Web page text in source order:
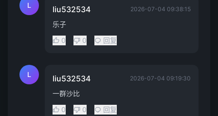
L liu532534 2026-07-04 09:38:15
乐子
0
0 回复
L liu532534 2026-07-04 09:19:30
一群沙比
0
0 回复